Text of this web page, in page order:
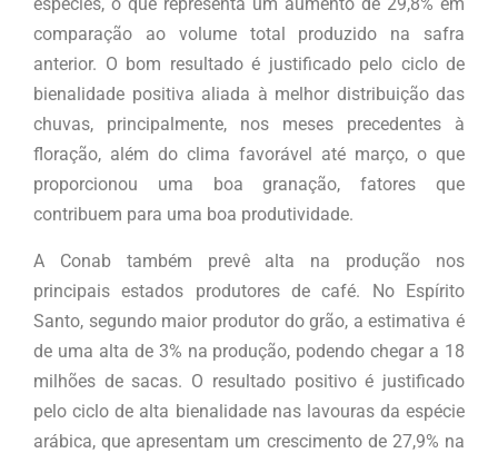
comparação ao volume total produzido na safra
anterior. O bom resultado é justificado pelo ciclo de
bienalidade positiva aliada à melhor distribuição das
chuvas, principalmente, nos meses precedentes à
floração, além do clima favorável até março, o que
proporcionou uma boa granação, fatores que
contribuem para uma boa produtividade.
A Conab também prevê alta na produção nos
principais estados produtores de café. No Espírito
Santo, segundo maior produtor do grão, a estimativa é
de uma alta de 3% na produção, podendo chegar a 18
milhões de sacas. O resultado positivo é justificado
pelo ciclo de alta bienalidade nas lavouras da espécie
arábica, que apresentam um crescimento de 27,9% na